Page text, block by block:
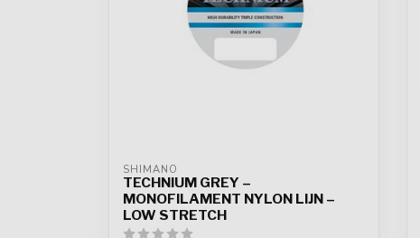
SHIMANO
TECHNIUM GREY –
MONOFILAMENT NYLON LIJN –
LOW STRETCH